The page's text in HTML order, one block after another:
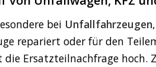
bei Unfallfahrzeugen,
repariert oder für den
die Ersatzteilnachfrage